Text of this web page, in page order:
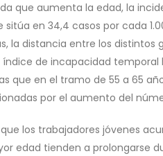
que aumenta la edad, la
sitúa en 34,4 casos por cada
la distancia entre los distintos
índice de incapacidad
que en el tramo de 55 a 65
por el aumento del
los trabajadores jóvenes
edad tienden a prolongarse